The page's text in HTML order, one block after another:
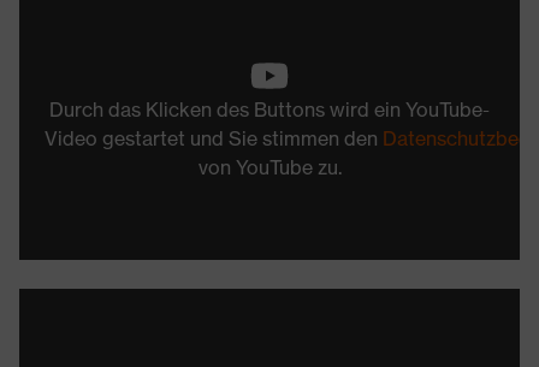
Durch das Klicken des Buttons wird ein YouTube-
Video gestartet und Sie stimmen den
von YouTube zu.